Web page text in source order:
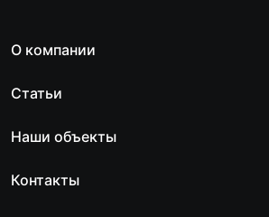
О компании
Статьи
Наши объекты
Контакты